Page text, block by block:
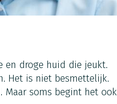
en droge huid die jeukt.
Het is niet besmettelijk.
soms begint het ook